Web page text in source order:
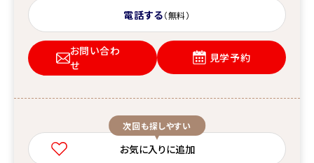
電話する（無料）
見学予約
お問い合わ
せ
次回も探しやすい
お気に入りに追加